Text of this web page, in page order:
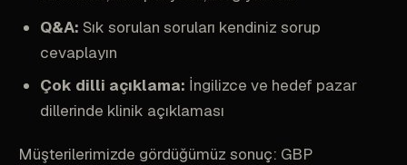
Q&A: Sık sorulan soruları kendiniz sorup
cevaplayın
Çok dilli açıklama: İngilizce ve hedef pazar
dillerinde klinik açıklaması
Müşterilerimizde gördüğümüz sonuç: GBP